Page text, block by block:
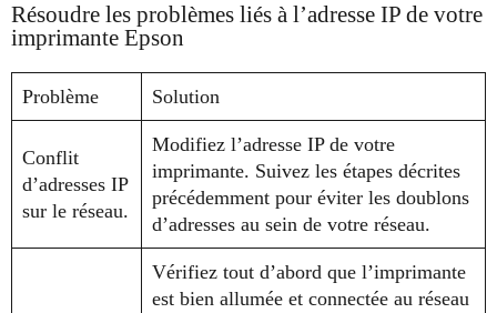
Résoudre les problèmes liés à l’adresse IP de votre
imprimante Epson
Problème Solution
Conflit
d’adresses IP
sur le réseau.
Modifiez l’adresse IP de votre
imprimante. Suivez les étapes décrites
précédemment pour éviter les doublons
d’adresses au sein de votre réseau.
Vérifiez tout d’abord que l’imprimante
est bien allumée et connectée au réseau